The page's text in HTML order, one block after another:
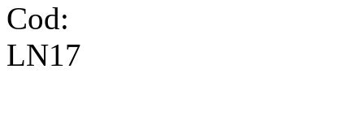
Cod:
LN17